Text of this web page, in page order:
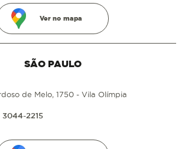
Ver no mapa
SÃO PAULO
de Melo, 1750 - Vila Olímpia
3044-2215